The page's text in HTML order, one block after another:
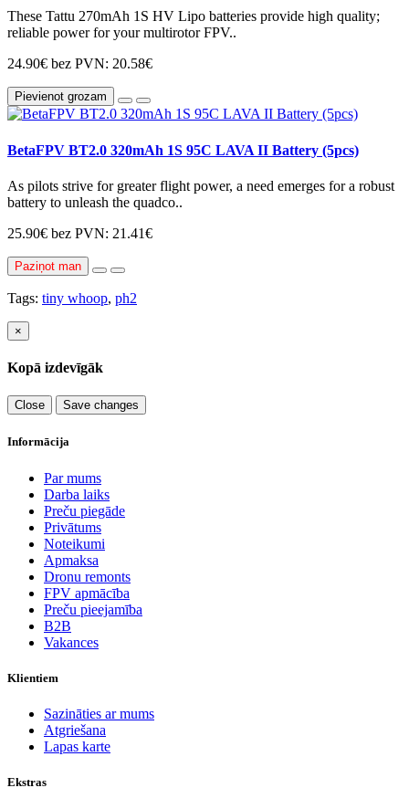
These Tattu 270mAh 1S HV Lipo batteries provide high quality;
reliable power for your multirotor FPV..
24.90€ bez PVN: 20.58€
Pievienot grozam
BetaFPV BT2.0 320mAh 1S 95C LAVA II Battery (5pcs)
As pilots strive for greater flight power, a need emerges for a robust
battery to unleash the quadco..
25.90€ bez PVN: 21.41€
Paziņot man
Tags: tiny whoop, ph2
×
Kopā izdevīgāk
Close Save changes
Informācija
Par mums
Darba laiks
Preču piegāde
Privātums
Noteikumi
Apmaksa
Dronu remonts
FPV apmācība
Preču pieejamība
B2B
Vakances
Klientiem
Sazināties ar mums
Atgriešana
Lapas karte
Ekstras